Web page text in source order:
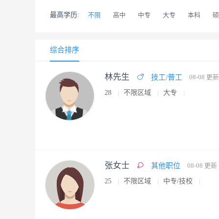
最高学历: 不限 高中 中专 大专 本科
综合排序
林先生 技工/普工 08-08 更新
28 不限区域 大专
张女士 其他职位 08-08 更新
25 不限区域 中专/技校